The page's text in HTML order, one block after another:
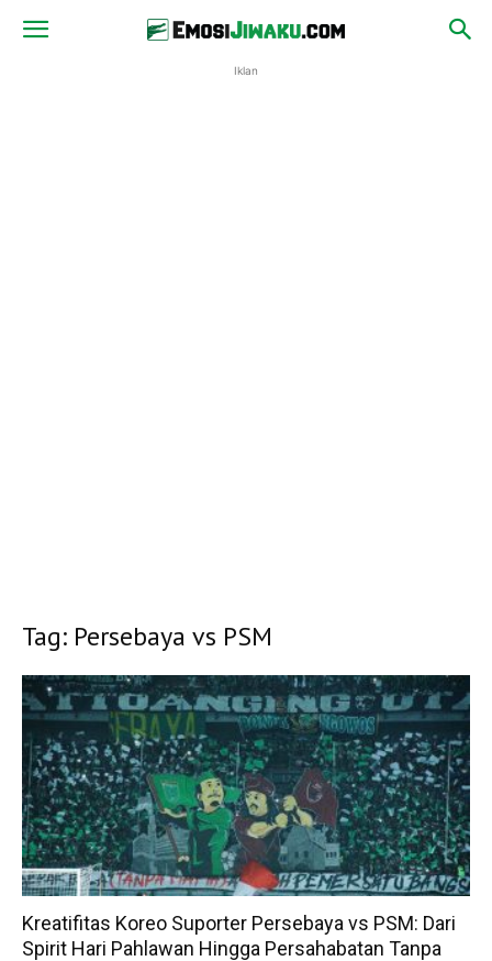
Iklan
Tag: Persebaya vs PSM
Kreatifitas Koreo Suporter Persebaya vs PSM: Dari
Spirit Hari Pahlawan Hingga Persahabatan Tanpa